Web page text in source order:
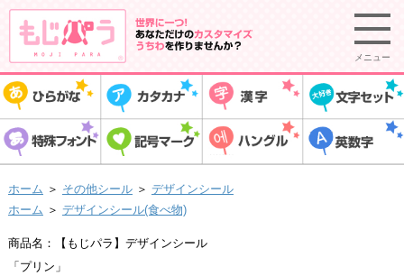
メニュー
ホーム ＞ その他シール ＞ デザインシール
ホーム ＞ デザインシール(食べ物)
商品名：【もじパラ】デザインシール
「プリン」